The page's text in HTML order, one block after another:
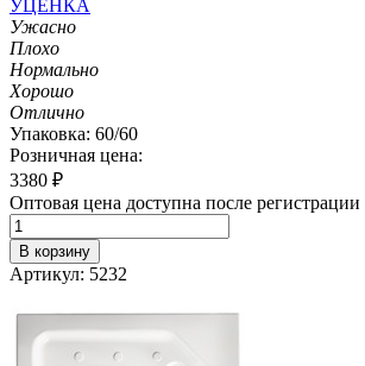
УЦЕНКА
Ужасно
Плохо
Нормально
Хорошо
Отлично
Упаковка: 60/60
Розничная цена:
3380 ₽
Оптовая цена доступна после регистрации
В корзину
Артикул: 5232